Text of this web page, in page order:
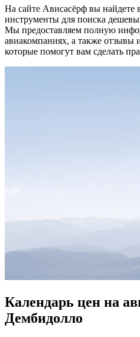
На сайте Ависасёрф вы найдете
инструменты для поиска
Мы предоставляем полную
авиакомпаниях, а также отзывы
которые помогут вам сделать
Календарь цен на
Дембидолло